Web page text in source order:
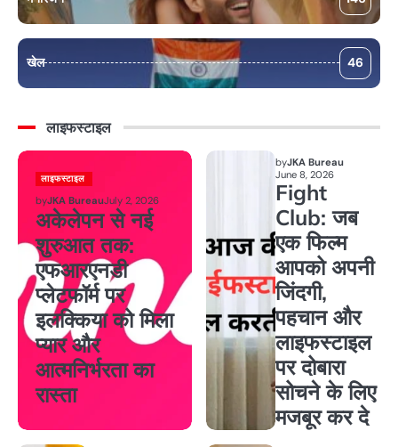
खेल 46
लाइफस्टाइल
लाइफस्टाइल
byJKA BureauJuly 2, 2026
अकेलेपन से नई
शुरुआत तक:
एफआरएनडी
प्लेटफॉर्म पर
इलक्किया को मिला
प्यार और
आत्मनिर्भरता का
रास्ता
byJKA Bureau
June 8, 2026
Fight
Club: जब
एक फिल्म
आपको अपनी
जिंदगी,
पहचान और
लाइफस्टाइल
पर दोबारा
सोचने के लिए
मजबूर कर दे